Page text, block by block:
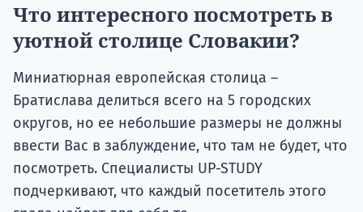
Что интересного посмотреть в
уютной столице Словакии?
Миниатюрная европейская столица –
Братислава делиться всего на 5 городских
округов, но ее небольшие размеры не должны
ввести Вас в заблуждение, что там не будет, что
посмотреть. Специалисты UP-STUDY
подчеркивают, что каждый посетитель этого